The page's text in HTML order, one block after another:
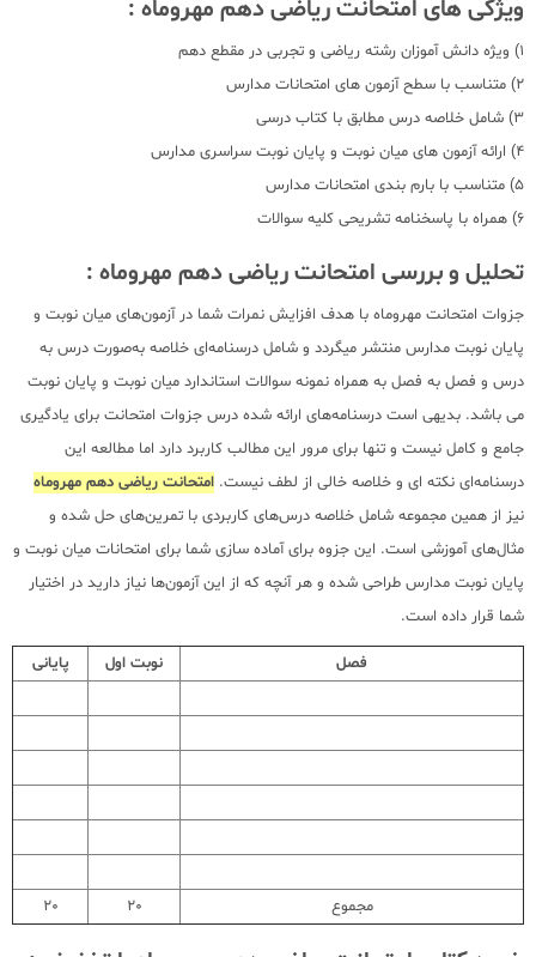
ویژگی های امتحانت ریاضی دهم مهروماه :
1) ویژه دانش آموزان رشته ریاضی و تجربی در مقطع دهم
2) متناسب با سطح آزمون های امتحانات مدارس
3) شامل خلاصه درس مطابق با کتاب درسی
4) ارائه آزمون های میان نوبت و پایان نوبت سراسری مدارس
5) متناسب با بارم بندی امتحانات مدارس
6) همراه با پاسخنامه تشریحی کلیه سوالات
تحلیل و بررسی امتحانت ریاضی دهم مهروماه :
جزوات امتحانت مهروماه با هدف افزایش نمرات شما در آزمون‌های میان نوبت و
پایان نوبت مدارس منتشر میگردد و شامل درسنامه‌ای خلاصه به‌صورت درس به
درس و فصل به فصل به همراه نمونه سوالات استاندارد میان نوبت و پایان نوبت
می باشد. بدیهی است درسنامه‌های ارائه شده درس جزوات امتحانت برای یادگیری
جامع و کامل نیست و تنها برای مرور این مطالب کاربرد دارد اما مطالعه این
درسنامه‌ای نکته ای و خلاصه خالی از لطف نیست. امتحانت ریاضی دهم مهروماه
نیز از همین مجموعه شامل خلاصه درس‌های کاربردی با تمرین‌های حل شده و
مثال‌های آموزشی است. این جزوه برای آماده سازی شما برای امتحانات میان نوبت و
پایان نوبت مدارس طراحی شده و هر آنچه که از این آزمون‌ها نیاز دارید در اختیار
شما قرار داده است.
فصل نوبت اول پایانی
مجموع 20
20